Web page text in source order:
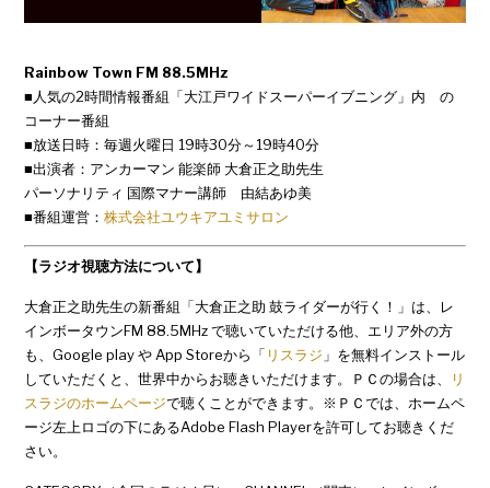
Rainbow Town FM 88.5MHz
■人気の2時間情報番組「大江戸ワイドスーパーイブニング」内 の
コーナー番組
■放送日時：毎週火曜日 19時30分～19時40分
■出演者：アンカーマン 能楽師 大倉正之助先生
パーソナリティ 国際マナー講師 由結あゆ美
■番組運営：株式会社ユウキアユミサロン
【ラジオ視聴方法について】
大倉正之助先生の新番組「大倉正之助 鼓ライダーが行く！」は、レ
インボータウンFM 88.5MHz で聴いていただける他、エリア外の方
も、Google play や App Storeから「 リスラジ 」を無料インストール
していただくと、世界中からお聴きいただけます。ＰＣの場合は、
リ
スラジのホームページで聴くことができます。※ＰＣでは、ホームペ
ージ左上ロゴの下にあるAdobe Flash Playerを許可してお聴きくだ
さい。